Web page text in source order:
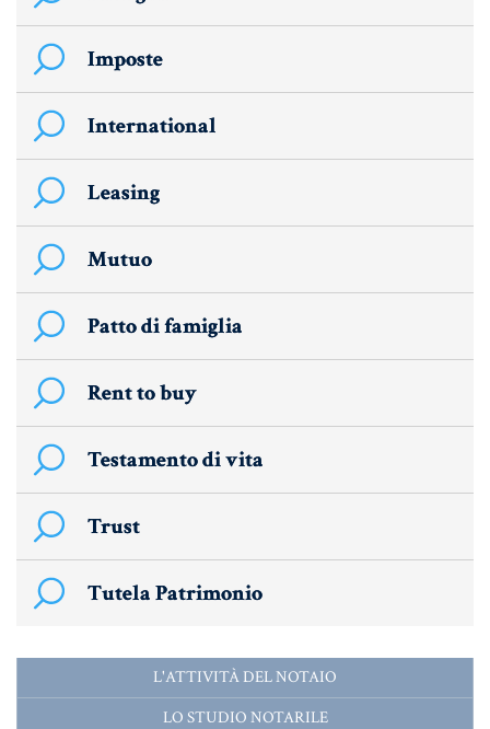
AZIENDA & SOCIETÀ
CONTRATTO DI RETE
ENTI NO-PROFIT
LEASING
Materiale Giuridico
LE PAROLE DIFFICILI DEL NOTAIO
MATERIALE GIURIDICO NOTARILE
RISORSE GIURIDICHE
SISTEMA GIURIDICO ITALIANO
USUFRUTTO
Fiscalità Speciale
Imposte
International
Leasing
Mutuo
Patto di famiglia
Rent to buy
Testamento di vita
Trust
Tutela Patrimonio
L'ATTIVITÀ DEL NOTAIO
LO STUDIO NOTARILE